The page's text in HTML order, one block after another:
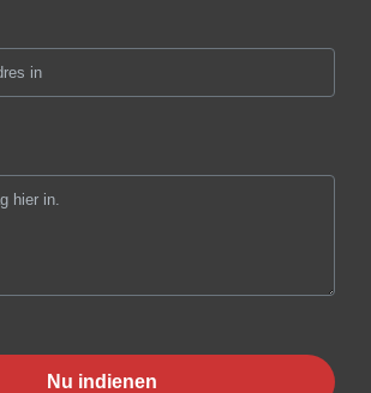
Nu indienen